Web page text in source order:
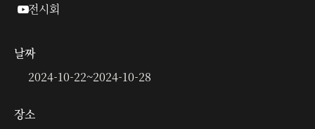
전시회
날짜
2024-10-22~2024-10-28
장소
